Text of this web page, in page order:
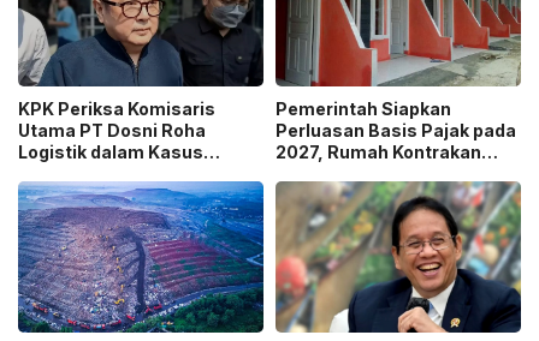
KPK Periksa Komisaris
Utama PT Dosni Roha
Logistik dalam Kasus
Pengangkutan Bansos!
Pemerintah Siapkan
Perluasan Basis Pajak pada
2027, Rumah Kontrakan
Pengawasan!